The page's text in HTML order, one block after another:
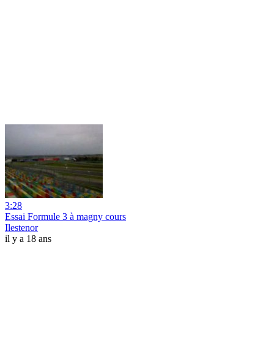
3:28
Essai Formule 3 à magny cours
Ilestenor
il y a 18 ans